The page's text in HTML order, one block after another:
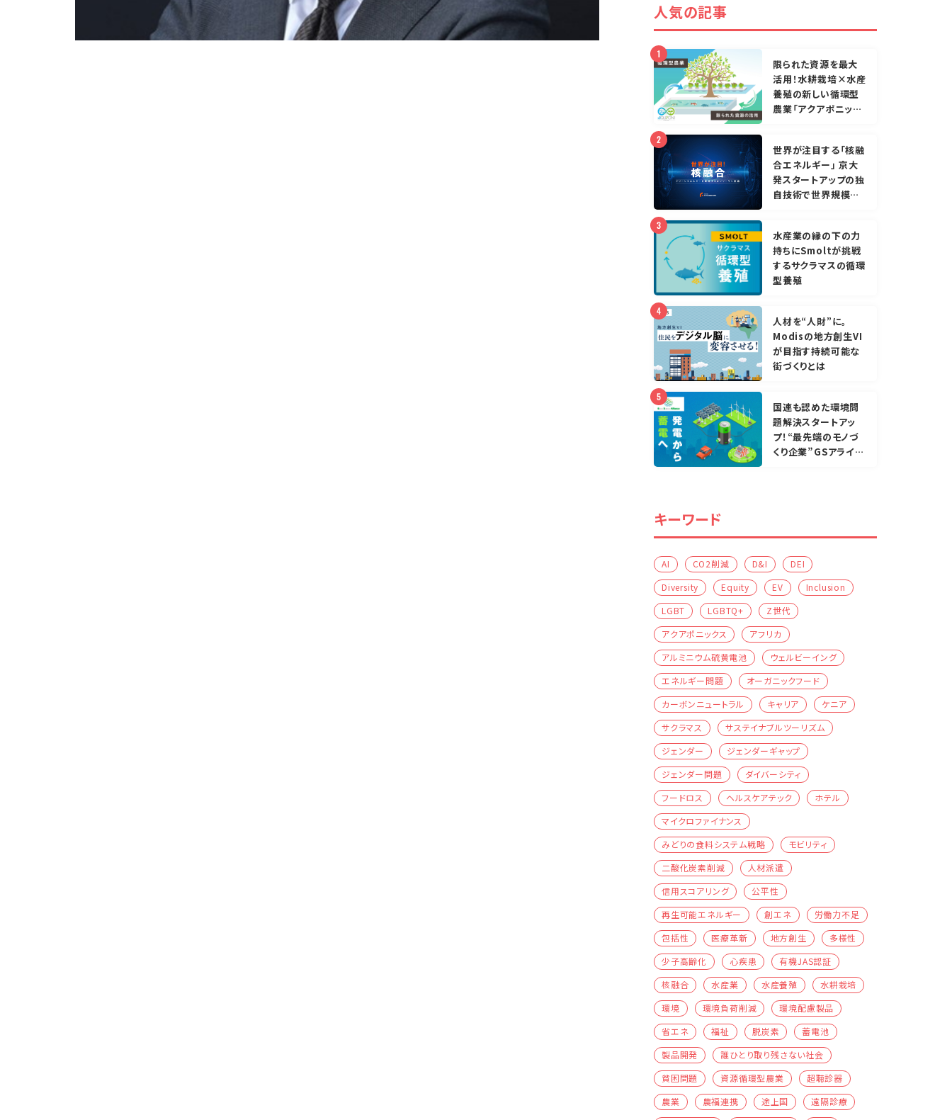
人気の記事
限られた資源を最大
活用！水耕栽培×水産
養殖の新しい循環型
農業「アクアポニック
世界が注目する「核融
合エネルギー」 京大
発スタートアップの独
自技術で世界規模の
水産業の縁の下の力
持ちにSmoltが挑戦
するサクラマスの循環
型養殖
人材を“人財”に。
Modisの地方創生VI
が目指す持続可能な
街づくりとは
国連も認めた環境問
題解決スタートアッ
プ！“最先端のモノづ
くり企業”GSアライア
キーワード
AI CO2削減 D&I
DEI
Diversity
Equity EV
Inclusion
LGBT
LGBTQ+
Z世代
アクアポニックス
アフリカ
アルミニウム硫黄電池
ウェルビーイング
エネルギー問題
オーガニックフード
カーボンニュートラル
キャリア
ケニア
サクラマス
サステイナブルツーリズム
ジェンダー
ジェンダーギャップ
ジェンダー問題
ダイバーシティ
フードロス
ヘルスケアテック
ホテル
マイクロファイナンス
みどりの食料システム戦略
モビリティ
二酸化炭素削減
人材派遣
信用スコアリング
公平性
再生可能エネルギー
創エネ
労働力不足
包括性
医療革新 地方創生
多様性
少子高齢化
心疾患
有機JAS認証
核融合
水産業 水産養殖
水耕栽培
環境
環境負荷削減
環境配慮製品
省エネ
福祉 脱炭素
蓄電池
製品開発
誰ひとり取り残さない社会
貧困問題
資源循環型農業
超聴診器
農業
農福連携 途上国
遠隔診療